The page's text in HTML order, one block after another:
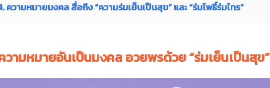
ความหมายมงคล สื่อถึง “ความร่มเย็นเป็นสุข” และ “ร่มโพธิ์ร่มไทร”
วามหมายอันเป็นมงคล อวยพรด้วย “ร่มเย็นเป็นสุข”